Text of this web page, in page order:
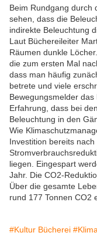
Beim Rundgang durch
sehen, dass die
indirekte Beleuchtung
Laut Büchereileiter
Räumen dunkle
die zum ersten Mal
dass man häufig
betrete und viele
Bewegungsmelder
Erfahrung, dass bei
Beleuchtung in den
Wie
Investition bereits
liegen. Eingespart
Jahr. Die CO2-
Über die gesamte
rund 177 Tonnen CO2
#Kultur Bücherei